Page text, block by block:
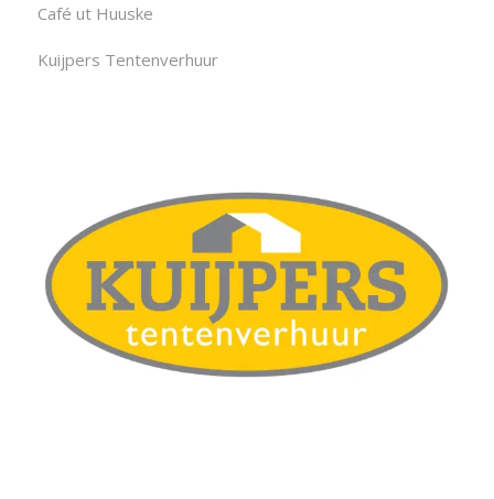
Café ut Huuske
Kuijpers Tentenverhuur